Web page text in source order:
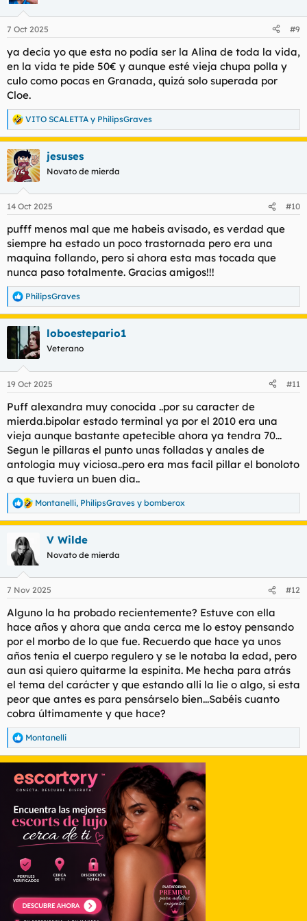
7 Oct 2025 #9
ya decía yo que esta no podía ser la Alina de toda la vida,
en la vida te pide 50€ y aunque esté vieja chupa polla y
culo como pocas en Granada, quizá solo superada por
Cloe.
R
e
a
c
c
i
e
:
VITO SCALETTA y PhilipsGraves
jesuses
Novato de mierda
14 Oct 2025 #10
pufff menos mal que me habeis avisado, es verdad que
siempre ha estado un poco trastornada pero era una
maquina follando, pero si ahora esta mas tocada que
nunca paso totalmente. Gracias amigos!!!
R
e
c
e
:
PhilipsGraves
loboestepario1
Veterano
19 Oct 2025 #11
Puff alexandra muy conocida ..por su caracter de
mierda.bipolar estado terminal ya por el 2010 era una
vieja aunque bastante apetecible ahora ya tendra 70...
Segun le pillaras el punto unas folladas y anales de
antologia muy viciosa..pero era mas facil pillar el bonoloto
a que tuviera un buen dia..
R
e
a
c
c
i
e
:
Montanelli, PhilipsGraves y bomberox
V Wilde
Novato de mierda
7 Nov 2025 #12
Alguno la ha probado recientemente? Estuve con ella
hace años y ahora que anda cerca me lo estoy pensando
por el morbo de lo que fue. Recuerdo que hace ya unos
años tenia el cuerpo regulero y se le notaba la edad, pero
aun asi quiero quitarme la espinita. Me hecha para atrás
el tema del carácter y que estando alli la lie o algo, si esta
peor que antes es para pensárselo bien...Sabéis cuanto
cobra últimamente y que hace?
R
e
a
c
c
o
n
Montanelli